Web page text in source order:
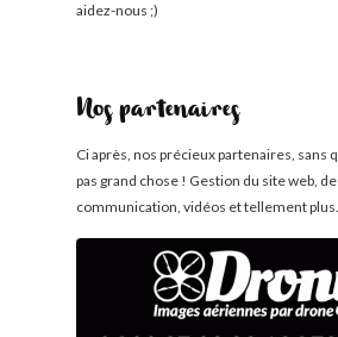
aidez-nous ;)
Nos partenaires
Ci après, nos précieux partenaires, sans
pas grand chose ! Gestion du site web,
communication, vidéos et tellement plus.